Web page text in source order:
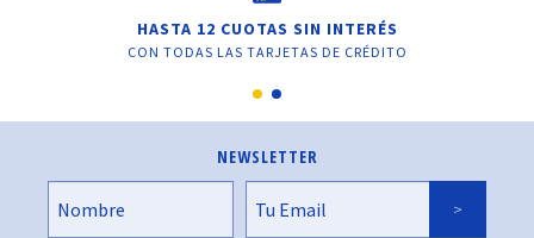
HASTA 12 CUOTAS SIN INTERÉS
CON TODAS LAS TARJETAS DE CRÉDITO
NEWSLETTER